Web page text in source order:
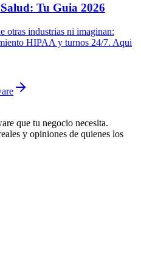
Tu Guia 2026
otras industrias ni imaginan:
HIPAA y turnos 24/7. Aqui
que tu negocio necesita.
y opiniones de quienes los